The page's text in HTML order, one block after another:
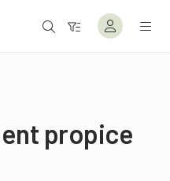
propice